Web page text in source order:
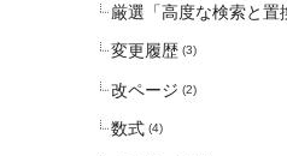
厳選「高度な検索と置
変更履歴 (3)
改ページ (2)
数式 (4)